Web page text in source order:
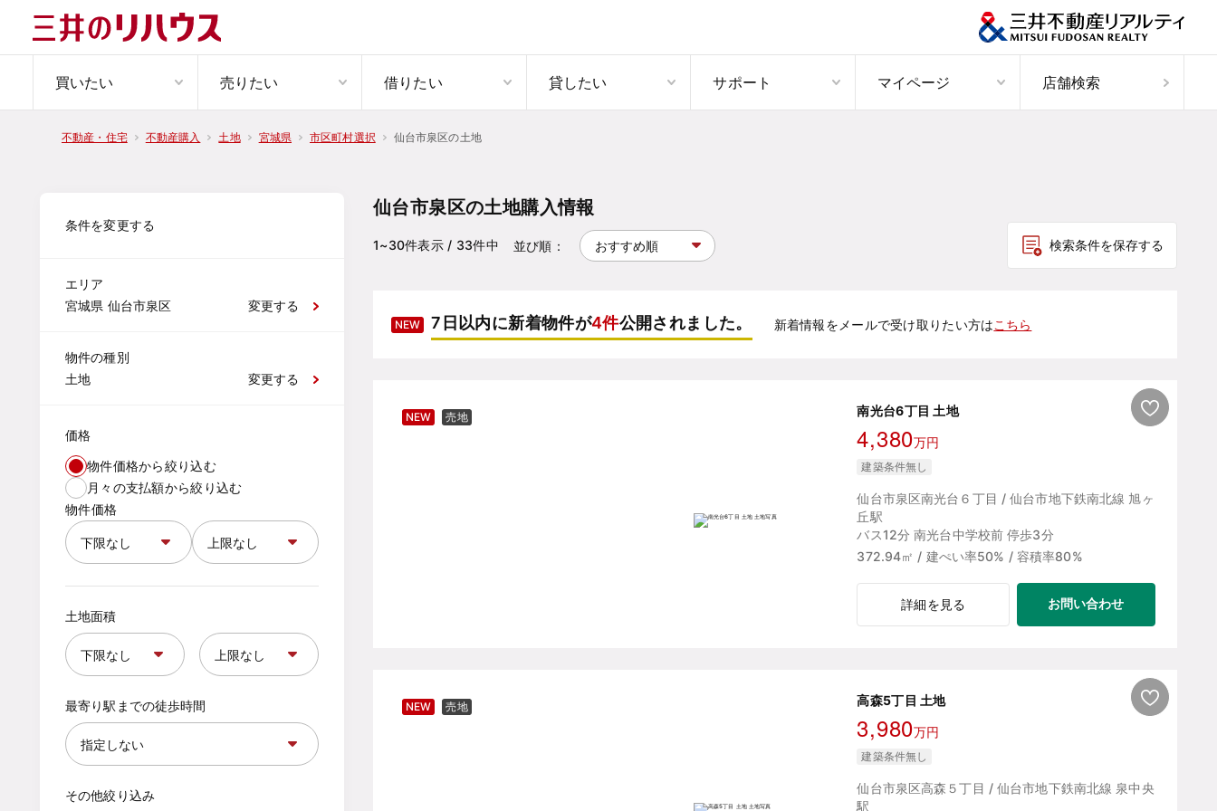
買いたい 売りたい 借りたい 貸したい サポート マイページ 店舗検索
不動産・住宅 不動産購入 土地 宮城県 市区町村選択 仙台市泉区の土地
条件を変更する
エリア
宮城県 仙台市泉区
変更する
物件の種別
土地
変更する
価格
物件価格から絞り込む
月々の支払額から絞り込む
物件価格
土地面積
最寄り駅までの徒歩時間
その他絞り込み
仙台市泉区の土地購入情報
1~30件表示/ 33件中 並び順： 検索条件を保存する
NEW 7日以内に新着物件が4件公開されました。 新着情報をメールで受け取りたい方はこちら
NEW 売地 南光台6丁目 土地
4,380万円
建築条件無し
仙台市泉区南光台６丁目 / 仙台市地下鉄南北線 旭ヶ
丘駅
バス12分 南光台中学校前 停歩3分
372.94㎡ / 建ぺい率50% / 容積率80%
詳細を見る お問い合わせ
NEW 売地 高森5丁目 土地
3,980万円
建築条件無し
仙台市泉区高森５丁目 / 仙台市地下鉄南北線 泉中央
駅